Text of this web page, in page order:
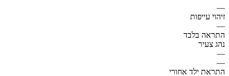
—
זיהוי עייפות
—
התראה בלבד
נהג צעיר
—
—
התראת ילד אחורי